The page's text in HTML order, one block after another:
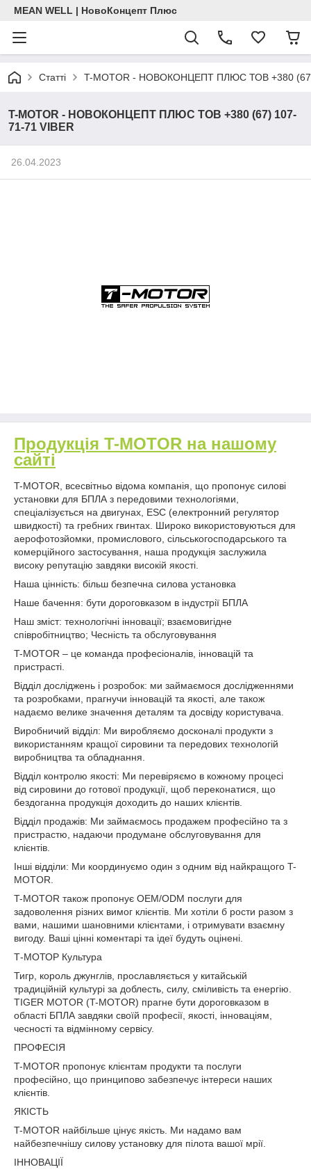
MEAN WELL | НовоКонцепт Плюс
Статті T-MOTOR - НОВОКОНЦЕПТ ПЛЮС ТОВ +380 (67)
T-MOTOR - НОВОКОНЦЕПТ ПЛЮС ТОВ +380 (67) 107-
71-71 VIBER
26.04.2023
Продукція T-MOTOR на нашому
сайті
T-MOTOR, всесвітньо відома компанія, що пропонує силові
установки для БПЛА з передовими технологіями,
спеціалізується на двигунах, ESC (електронний регулятор
швидкості) та гребних гвинтах. Широко використовуються для
аерофотозйомки, промислового, сільськогосподарського та
комерційного застосування, наша продукція заслужила
високу репутацію завдяки високій якості.
Наша цінність: більш безпечна силова установка
Наше бачення: бути дороговказом в індустрії БПЛА
Наш зміст: технологічні інновації; взаємовигідне
співробітництво; Чесність та обслуговування
T-MOTOR – це команда професіоналів, інновацій та
пристрасті.
Відділ досліджень і розробок: ми займаємося дослідженнями
та розробками, прагнучи інновацій та якості, але також
надаємо велике значення деталям та досвіду користувача.
Виробничий відділ: Ми виробляємо досконалі продукти з
використанням кращої сировини та передових технологій
виробництва та обладнання.
Відділ контролю якості: Ми перевіряємо в кожному процесі
від сировини до готової продукції, щоб переконатися, що
бездоганна продукція доходить до наших клієнтів.
Відділ продажів: Ми займаємось продажем професійно та з
пристрастю, надаючи продумане обслуговування для
клієнтів.
Інші відділи: Ми координуємо один з одним від найкращого T-
MOTOR.
T-MOTOR також пропонує OEM/ODM послуги для
задоволення різних вимог клієнтів. Ми хотіли б рости разом з
вами, нашими шановними клієнтами, і отримувати взаємну
вигоду. Ваші цінні коментарі та ідеї будуть оцінені.
Т-МОТОР Культура
Тигр, король джунглів, прославляється у китайській
традиційній культурі за доблесть, силу, сміливість та енергію.
TIGER MOTOR (T-MOTOR) прагне бути дороговказом в
області БПЛА завдяки своїй професії, якості, інноваціям,
чесності та відмінному сервісу.
ПРОФЕСІЯ
T-MOTOR пропонує клієнтам продукти та послуги
професійно, що принципово забезпечує інтереси наших
клієнтів.
ЯКІСТЬ
T-MOTOR найбільше цінує якість. Ми надамо вам
найбезпечнішу силову установку для пілота вашої мрії.
ІННОВАЦІЇ